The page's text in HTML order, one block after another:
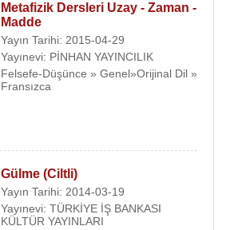
Metafizik Dersleri Uzay - Zaman -
Madde
Yayın Tarihi: 2015-04-29
Yayınevi: PİNHAN YAYINCILIK
Felsefe-Düşünce » Genel»Orijinal Dil »
Fransızca
Gülme (Ciltli)
Yayın Tarihi: 2014-03-19
Yayınevi: TÜRKİYE İŞ BANKASI
KÜLTÜR YAYINLARI